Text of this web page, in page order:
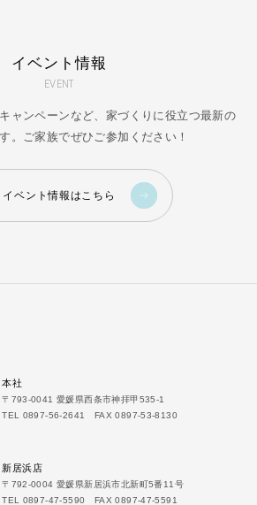
イベント情報
EVENT
ャンペーンなど、家づくりに役立つ最新の
。ご家族でぜひご参加ください！
イベント情報はこちら
本社
〒793-0041 愛媛県西条市神拝甲535-1
TEL 0897-56-2641 FAX 0897-53-8130
新居浜店
〒792-0004 愛媛県新居浜市北新町5番11号
TEL 0897-47-5590 FAX 0897-47-5591